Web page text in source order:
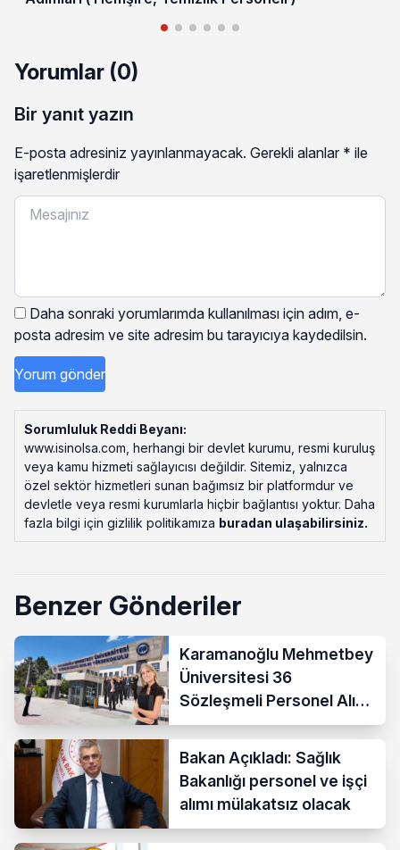
Yorumlar (0)
Bir yanıt yazın
E-posta adresiniz yayınlanmayacak. Gerekli alanlar * ile
işaretlenmişlerdir
Daha sonraki yorumlarımda kullanılması için adım, e-
posta adresim ve site adresim bu tarayıcıya kaydedilsin.
Sorumluluk Reddi Beyanı:
www.isinolsa.com, herhangi bir devlet kurumu, resmi kuruluş
veya kamu hizmeti sağlayıcısı değildir. Sitemiz, yalnızca
özel sektör hizmetleri sunan bağımsız bir platformdur ve
devletle veya resmi kurumlarla hiçbir bağlantısı yoktur. Daha
fazla bilgi için gizlilik politikamıza buradan ulaşabilirsiniz.
Benzer Gönderiler
Karamanoğlu Mehmetbey
Üniversitesi 36
Sözleşmeli Personel Alımı
Yapacak
Bakan Açıkladı: Sağlık
Bakanlığı personel ve işçi
alımı mülakatsız olacak